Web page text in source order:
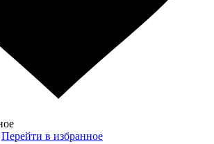
Перейти в избранное